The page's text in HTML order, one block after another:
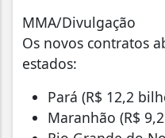
MMA/Divulgação
Os novos contratos
estados:
Pará (R$ 12,2
Maranhão (R$